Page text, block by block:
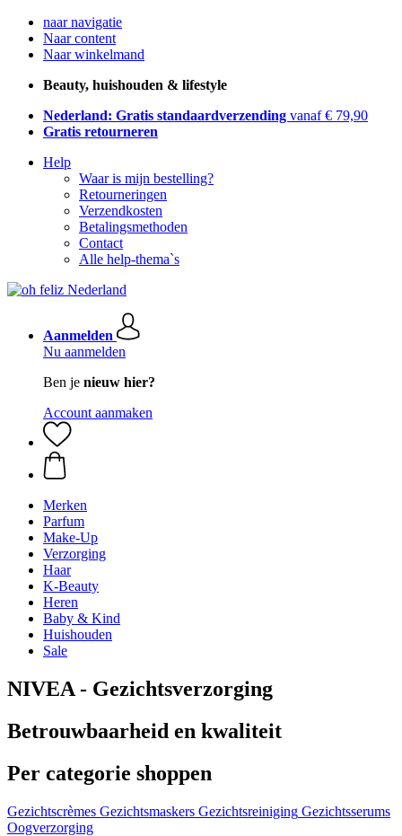
naar navigatie
Naar content
Naar winkelmand
Beauty, huishouden & lifestyle
Nederland: Gratis standaardverzending vanaf € 79,90
Gratis retourneren
Help
Waar is mijn bestelling?
Retourneringen
Verzendkosten
Betalingsmethoden
Contact
Alle help-thema`s
Aanmelden
Nu aanmelden
Ben je nieuw hier?
Account aanmaken
Merken
Parfum
Make-Up
Verzorging
Haar
K-Beauty
Heren
Baby & Kind
Huishouden
Sale
NIVEA - Gezichtsverzorging
Betrouwbaarheid en kwaliteit
Per categorie shoppen
Gezichtscrèmes Gezichtsmaskers Gezichtsreiniging Gezichtsserums
Oogverzorging